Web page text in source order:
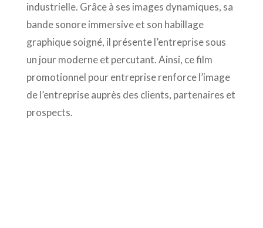
industrielle. Grâce à ses images dynamiques, sa
bande sonore immersive et son habillage
graphique soigné, il présente l’entreprise sous
un jour moderne et percutant. Ainsi, ce film
promotionnel pour entreprise renforce l’image
de l’entreprise auprès des clients, partenaires et
prospects.